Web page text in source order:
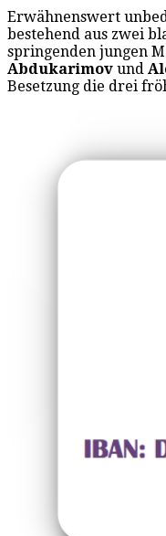
Erwähnenswert
bestehend aus zwei
springenden jungen
Abdukarimov und
Besetzung die drei